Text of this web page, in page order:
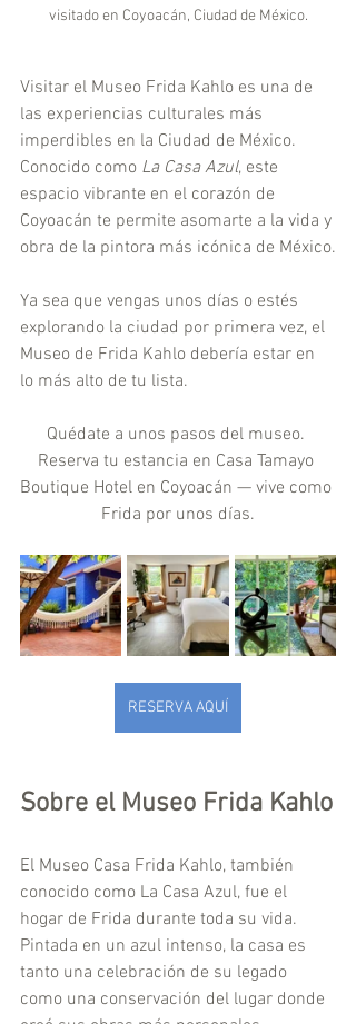
visitado en Coyoacán, Ciudad de México.
Visitar el Museo Frida Kahlo es una de
las experiencias culturales más
imperdibles en la Ciudad de México.
Conocido como La Casa Azul, este
espacio vibrante en el corazón de
Coyoacán te permite asomarte a la vida y
obra de la pintora más icónica de México.
Ya sea que vengas unos días o estés
explorando la ciudad por primera vez, el
Museo de Frida Kahlo debería estar en
lo más alto de tu lista.
Quédate a unos pasos del museo.
Reserva tu estancia en Casa Tamayo
Boutique Hotel en Coyoacán — vive como
Frida por unos días.
RESERVA AQUÍ
Sobre el Museo Frida Kahlo
El Museo Casa Frida Kahlo, también
conocido como La Casa Azul, fue el
hogar de Frida durante toda su vida.
Pintada en un azul intenso, la casa es
tanto una celebración de su legado
como una conservación del lugar donde